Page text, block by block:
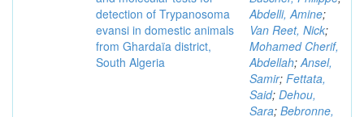
detection of Trypanosoma
evansi in domestic animals
from Ghardaïa district,
South Algeria
Abdelli, Amine;
Van Reet, Nick;
Mohamed Cherif,
Abdellah;Ansel,
Samir; Fettata,
Said; Dehou,
Sara; Bebronne,